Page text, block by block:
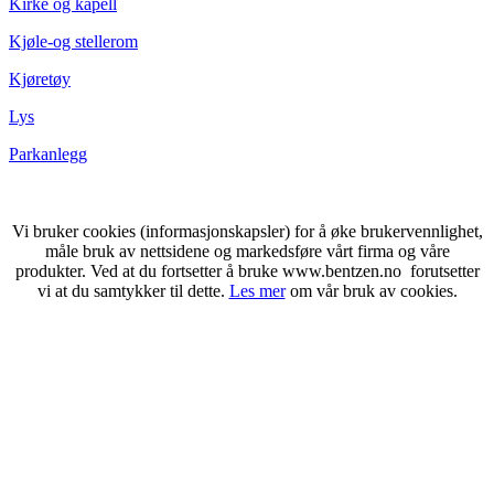
Kjøle-og stellerom
Kjøretøy
Lys
Parkanlegg
Vi bruker cookies (informasjonskapsler) for å øke brukervennlighet,
måle bruk av nettsidene og markedsføre vårt firma og våre
produkter. Ved at du fortsetter å bruke www.bentzen.no forutsetter
vi at du samtykker til dette. Les merom vår bruk av cookies.